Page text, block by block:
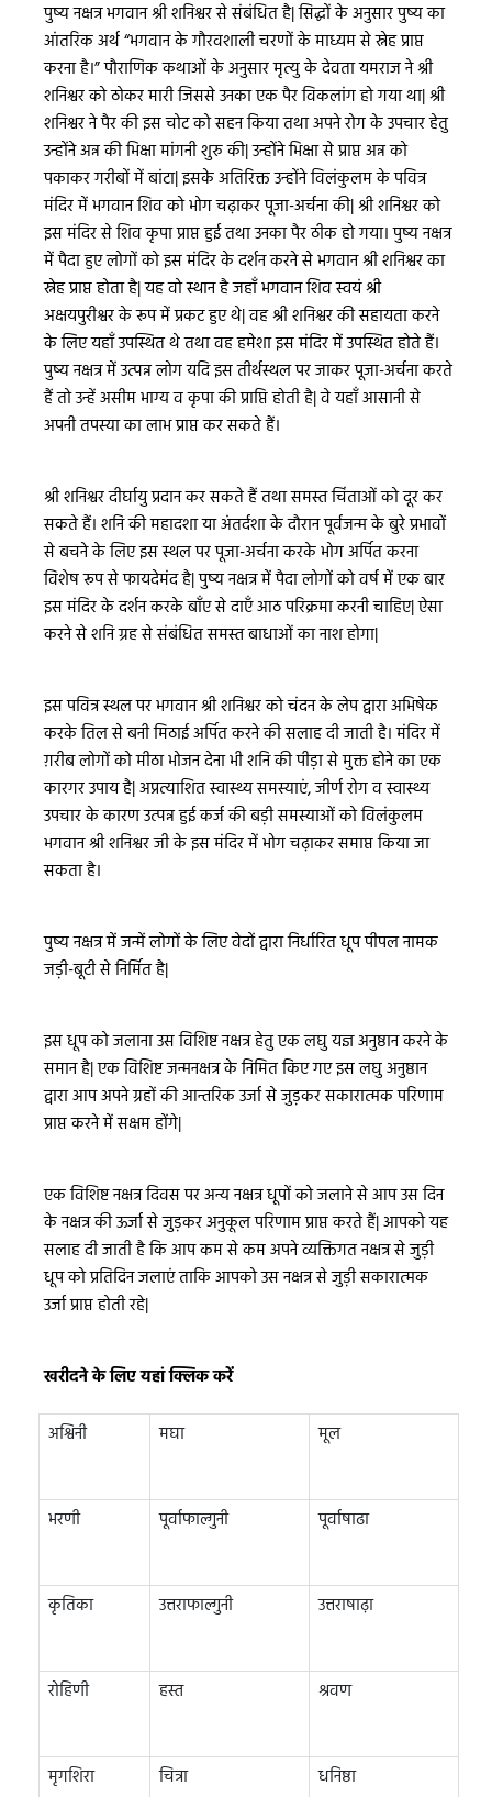
पुष्य नक्षत्र भगवान श्री शनिश्वर से संबंधित है| सिद्धों के अनुसार पुष्य का
आंतरिक अर्थ “भगवान के गौरवशाली चरणों के माध्यम से स्नेह प्राप्त
करना है।” पौराणिक कथाओं के अनुसार मृत्यु के देवता यमराज ने श्री
शनिश्वर को ठोकर मारी जिससे उनका एक पैर विकलांग हो गया था| श्री
शनिश्वर ने पैर की इस चोट को सहन किया तथा अपने रोग के उपचार हेतु
उन्होंने अन्न की भिक्षा मांगनी शुरु की| उन्होंने भिक्षा से प्राप्त अन्न को
पकाकर गरीबों में बांटा| इसके अतिरिक्त उन्होंने विलंकुलम के पवित्र
मंदिर में भगवान शिव को भोग चढ़ाकर पूजा-अर्चना की| श्री शनिश्वर को
इस मंदिर से शिव कृपा प्राप्त हुई तथा उनका पैर ठीक हो गया। पुष्य नक्षत्र
में पैदा हुए लोगों को इस मंदिर के दर्शन करने से भगवान श्री शनिश्वर का
स्नेह प्राप्त होता है| यह वो स्थान है जहाँ भगवान शिव स्वयं श्री
अक्षयपुरीश्वर के रूप में प्रकट हुए थे| वह श्री शनिश्वर की सहायता करने
के लिए यहाँ उपस्थित थे तथा वह हमेशा इस मंदिर में उपस्थित होते हैं।
पुष्य नक्षत्र में उत्पन्न लोग यदि इस तीर्थस्थल पर जाकर पूजा-अर्चना करते
हैं तो उन्हें असीम भाग्य व कृपा की प्राप्ति होती है| वे यहाँ आसानी से
अपनी तपस्या का लाभ प्राप्त कर सकते हैं।
श्री शनिश्वर दीर्घायु प्रदान कर सकते हैं तथा समस्त चिंताओं को दूर कर
सकते हैं। शनि की महादशा या अंतर्दशा के दौरान पूर्वजन्म के बुरे प्रभावों
से बचने के लिए इस स्थल पर पूजा-अर्चना करके भोग अर्पित करना
विशेष रूप से फायदेमंद है| पुष्य नक्षत्र में पैदा लोगों को वर्ष में एक बार
इस मंदिर के दर्शन करके बाँए से दाएँ आठ परिक्रमा करनी चाहिए| ऐसा
करने से शनि ग्रह से संबंधित समस्त बाधाओं का नाश होगा|
इस पवित्र स्थल पर भगवान श्री शनिश्वर को चंदन के लेप द्वारा अभिषेक
करके तिल से बनी मिठाई अर्पित करने की सलाह दी जाती है। मंदिर में
ग़रीब लोगों को मीठा भोजन देना भी शनि की पीड़ा से मुक्त होने का एक
कारगर उपाय है| अप्रत्याशित स्वास्थ्य समस्याएं, जीर्ण रोग व स्वास्थ्य
उपचार के कारण उत्पन्न हुई कर्ज की बड़ी समस्याओं को विलंकुलम
भगवान श्री शनिश्वर जी के इस मंदिर में भोग चढ़ाकर समाप्त किया जा
सकता है।
पुष्य नक्षत्र में जन्में लोगों के लिए वेदों द्वारा निर्धारित धूप पीपल नामक
जड़ी-बूटी से निर्मित है|
इस धूप को जलाना उस विशिष्ट नक्षत्र हेतु एक लघु यज्ञ अनुष्ठान करने के
समान है| एक विशिष्ट जन्मनक्षत्र के निमित किए गए इस लघु अनुष्ठान
द्वारा आप अपने ग्रहों की आन्तरिक उर्जा से जुड़कर सकारात्मक परिणाम
प्राप्त करने में सक्षम होंगे|
एक विशिष्ट नक्षत्र दिवस पर अन्य नक्षत्र धूपों को जलाने से आप उस दिन
के नक्षत्र की ऊर्जा से जुड़कर अनुकूल परिणाम प्राप्त करते हैं| आपको यह
सलाह दी जाती है कि आप कम से कम अपने व्यक्तिगत नक्षत्र से जुड़ी
धूप को प्रतिदिन जलाएं ताकि आपको उस नक्षत्र से जुड़ी सकारात्मक
उर्जा प्राप्त होती रहे|
खरीदने के लिए यहां क्लिक करें
अश्विनी मघा मूल
भरणी पूर्वाफाल्गुनी पूर्वाषाढा
कृतिका उत्तराफाल्गुनी उत्तराषाढ़ा
रोहिणी हस्त श्रवण
मृगशिरा चित्रा धनिष्ठा